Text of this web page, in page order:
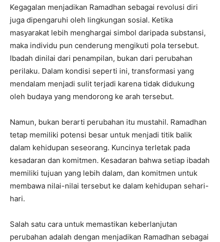
Kegagalan menjadikan Ramadhan sebagai revolusi diri
juga dipengaruhi oleh lingkungan sosial. Ketika
masyarakat lebih menghargai simbol daripada substansi,
maka individu pun cenderung mengikuti pola tersebut.
Ibadah dinilai dari penampilan, bukan dari perubahan
perilaku. Dalam kondisi seperti ini, transformasi yang
mendalam menjadi sulit terjadi karena tidak didukung
oleh budaya yang mendorong ke arah tersebut.
Namun, bukan berarti perubahan itu mustahil. Ramadhan
tetap memiliki potensi besar untuk menjadi titik balik
dalam kehidupan seseorang. Kuncinya terletak pada
kesadaran dan komitmen. Kesadaran bahwa setiap ibadah
memiliki tujuan yang lebih dalam, dan komitmen untuk
membawa nilai-nilai tersebut ke dalam kehidupan sehari-
hari.
Salah satu cara untuk memastikan keberlanjutan
perubahan adalah dengan menjadikan Ramadhan sebagai